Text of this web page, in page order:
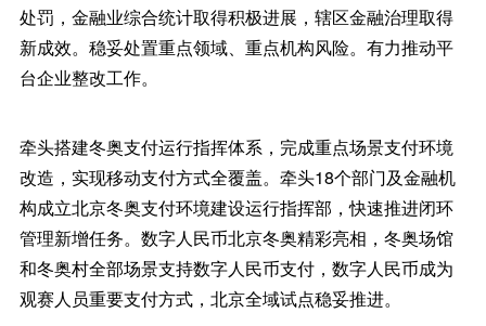
处罚，金融业综合统计取得积极进展，辖区金融治理取得
新成效。稳妥处置重点领域、重点机构风险。有力推动平
台企业整改工作。
牵头搭建冬奥支付运行指挥体系，完成重点场景支付环境
改造，实现移动支付方式全覆盖。牵头18个部门及金融机
构成立北京冬奥支付环境建设运行指挥部，快速推进闭环
管理新增任务。数字人民币北京冬奥精彩亮相，冬奥场馆
和冬奥村全部场景支持数字人民币支付，数字人民币成为
观赛人员重要支付方式，北京全域试点稳妥推进。